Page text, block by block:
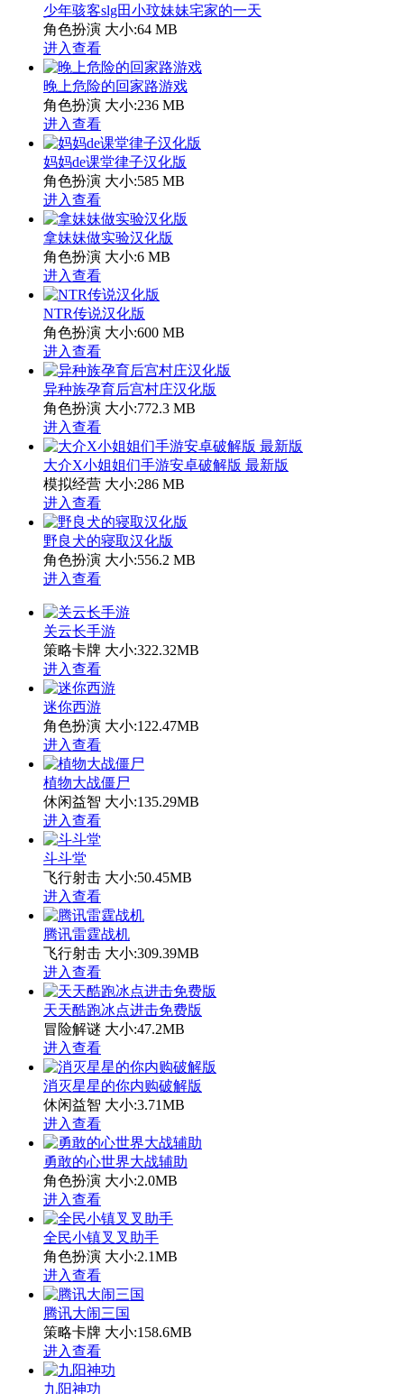
少年骇客slg田小玟妹妹宅家的一天
角色扮演 大小:64 MB
进入查看
晚上危险的回家路游戏
角色扮演 大小:236 MB
进入查看
妈妈de课堂律子汉化版
角色扮演 大小:585 MB
进入查看
拿妹妹做实验汉化版
角色扮演 大小:6 MB
进入查看
NTR传说汉化版
角色扮演 大小:600 MB
进入查看
异种族孕育后宫村庄汉化版
角色扮演 大小:772.3 MB
进入查看
大介X小姐姐们手游安卓破解版 最新版
模拟经营 大小:286 MB
进入查看
野良犬的寝取汉化版
角色扮演 大小:556.2 MB
进入查看
关云长手游
策略卡牌 大小:322.32MB
进入查看
迷你西游
角色扮演 大小:122.47MB
进入查看
植物大战僵尸
休闲益智 大小:135.29MB
进入查看
斗斗堂
飞行射击 大小:50.45MB
进入查看
腾讯雷霆战机
飞行射击 大小:309.39MB
进入查看
天天酷跑冰点进击免费版
冒险解谜 大小:47.2MB
进入查看
消灭星星的你内购破解版
休闲益智 大小:3.71MB
进入查看
勇敢的心世界大战辅助
角色扮演 大小:2.0MB
进入查看
全民小镇叉叉助手
角色扮演 大小:2.1MB
进入查看
腾讯大闹三国
策略卡牌 大小:158.6MB
进入查看
九阳神功